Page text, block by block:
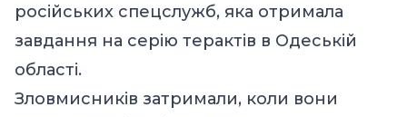
російських спецслужб, яка отримала
завдання на серію терактів в Одеській
області.
Зловмисників затримали, коли вони